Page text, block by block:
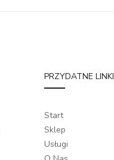
PRZYDATNE LINKI
Start
Sklep
Usługi